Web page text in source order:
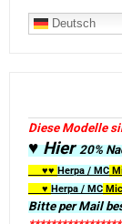
Deutsch
Diese Modelle
♥ Hier20%
♥♥ Herpa / MC
♥ Herpa / MC
Bitte per Mail